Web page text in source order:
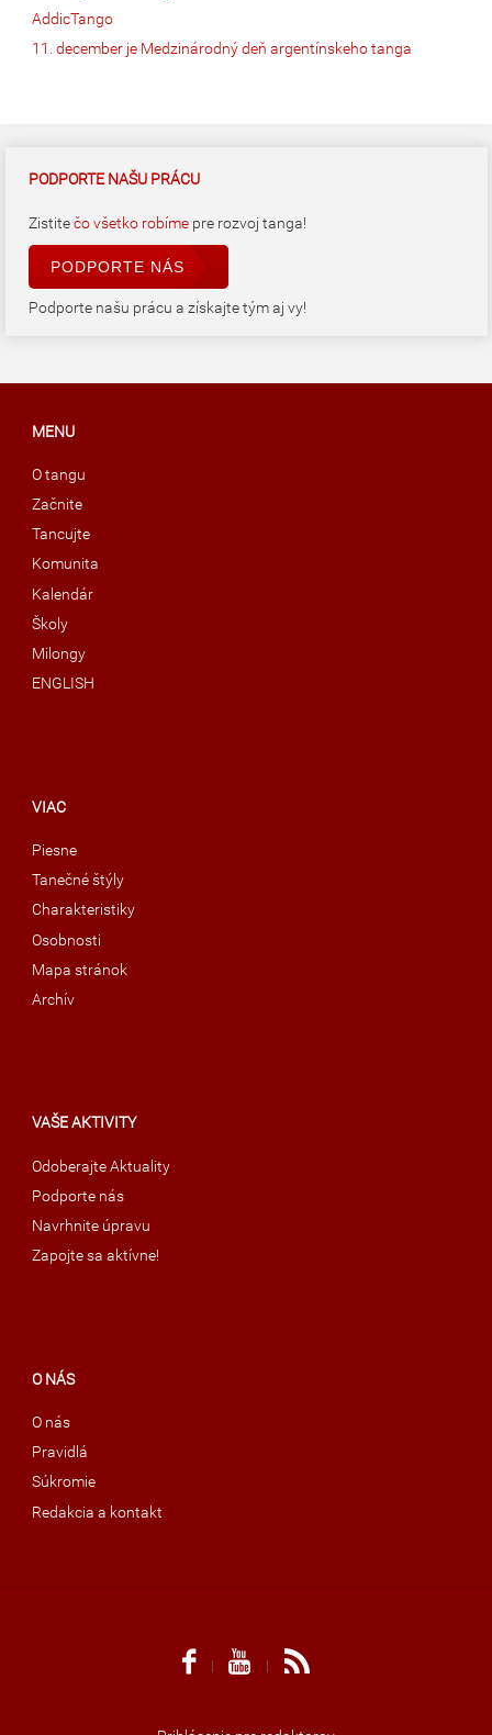
AddicTango
11. december je Medzinárodný deň argentínskeho tanga
PODPORTE NAŠU PRÁCU
Zistitečo všetko robíme pre rozvoj tanga!
PODPORTE NÁS
Podporte našu prácu a získajte tým aj vy!
MENU
O tangu
Začnite
Tancujte
Komunita
Kalendár
Školy
Milongy
ENGLISH
VIAC
Piesne
Tanečné štýly
Charakteristiky
Osobnosti
Mapa stránok
Archív
VAŠE AKTIVITY
Odoberajte Aktuality
Podporte nás
Navrhnite úpravu
Zapojte sa aktívne!
O NÁS
O nás
Pravidlá
Súkromie
Redakcia a kontakt
| |